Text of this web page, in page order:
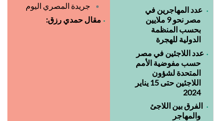
عدد المهاجرين في
مصر نحو 9 ملايين
بحسب المنظمة
الدولية للهجرة
عدد اللاجئين في مصر
حسب مفوضية الأمم
المتحدة لشؤون
اللاجئين حتى 15 يناير
2024
الفرق بين اللاجئ
والمهاجر
جريدة المصري اليوم
مقال حمدي رزق: